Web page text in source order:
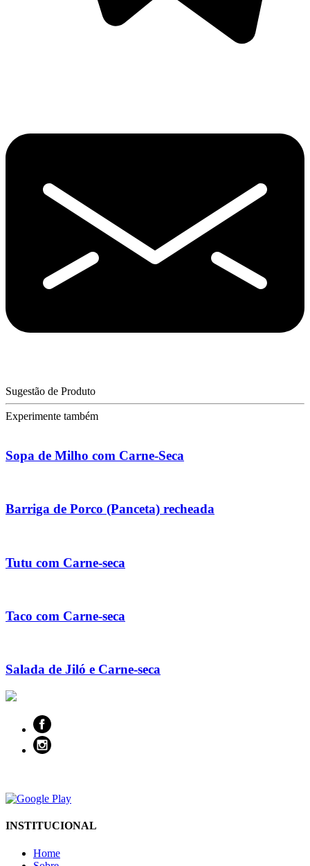
Sugestão de Produto
Experimente também
Sopa de Milho com Carne-Seca
Barriga de Porco (Panceta) recheada
Tutu com Carne-seca
Taco com Carne-seca
Salada de Jiló e Carne-seca
INSTITUCIONAL
Home